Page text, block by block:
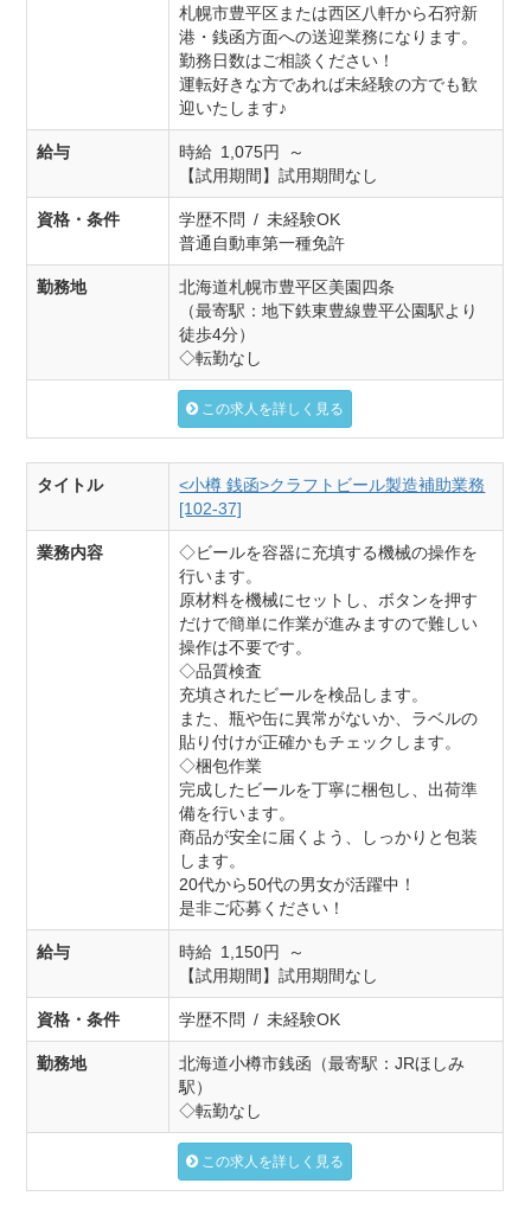
札幌市豊平区または西区八軒から石狩新
港・銭函方面への送迎業務になります。
勤務日数はご相談ください！
運転好きな方であれば未経験の方でも歓
迎いたします♪
給与
時給 1,075円 ～
【試用期間】試用期間なし
資格・条件
学歴不問 / 未経験OK
普通自動車第一種免許
勤務地
北海道札幌市豊平区美園四条
（最寄駅：地下鉄東豊線豊平公園駅より
徒歩4分）
◇転勤なし
この求人を詳しく見る
タイトル
<小樽 銭函>クラフトビール製造補助業務
[102-37]
業務内容
◇ビールを容器に充填する機械の操作を
行います。
原材料を機械にセットし、ボタンを押す
だけで簡単に作業が進みますので難しい
操作は不要です。
◇品質検査
充填されたビールを検品します。
また、瓶や缶に異常がないか、ラベルの
貼り付けが正確かもチェックします。
◇梱包作業
完成したビールを丁寧に梱包し、出荷準
備を行います。
商品が安全に届くよう、しっかりと包装
します。
20代から50代の男女が活躍中！
是非ご応募ください！
給与
時給 1,150円 ～
【試用期間】試用期間なし
資格・条件 学歴不問 / 未経験OK
勤務地
北海道小樽市銭函（最寄駅：JRほしみ
駅）
◇転勤なし
この求人を詳しく見る